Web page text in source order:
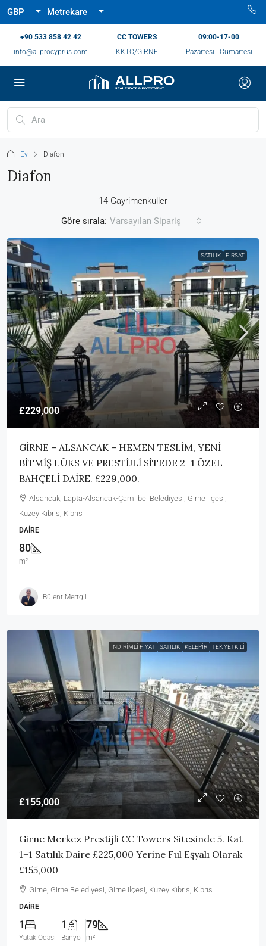
GBP Metrekare
‪+90 533 858 42 42‬
info@allprocyprus.com
CC TOWERS
KKTC/GİRNE
09:00-17-00
Pazartesi - Cumartesi
Ev Diafon
Diafon
14 Gayrimenkuller
Göre sırala: Varsayılan Sipariş
SATILIK FIRSAT
£229,000
GİRNE – ALSANCAK – HEMEN TESLİM, YENİ
BİTMİŞ LÜKS VE PRESTİJLİ SİTEDE 2+1 ÖZEL
BAHÇELİ DAİRE. £229,000.
Alsancak, Lapta-Alsancak-Çamlıbel Belediyesi, Girne ilçesi,
Kuzey Kıbrıs, Kıbrıs
DAIRE
80
m²
Bülent Mertgil
İNDIRIMLI FIYAT SATILIK KELEPIR TEK YETKILI
£155,000
Girne Merkez Prestijli CC Towers Sitesinde 5. Kat
1+1 Satılık Daire £225,000 Yerine Ful Eşyalı Olarak
£155,000
Girne, Girne Belediyesi, Girne ilçesi, Kuzey Kıbrıs, Kıbrıs
DAIRE
1
Yatak Odası
1
Banyo
79
m²